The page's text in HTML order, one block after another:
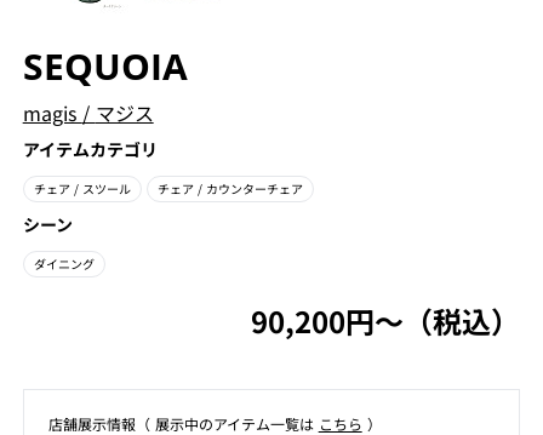
SEQUOIA
magis / マジス
アイテムカテゴリ
チェア / スツール チェア / カウンターチェア
シーン
ダイニング
90,200円〜（税込）
店舗展⽰情報（ 展⽰中のアイテム⼀覧は こちら ）